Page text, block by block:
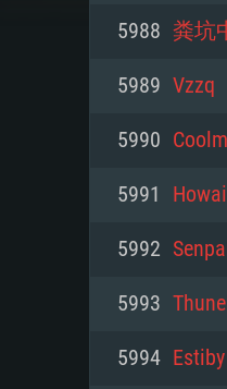
최소사
운영체제:
프로세서:
메모리: 4GB
최소사
운영체제:
프로세서:
최소사
운영체제:
프로세서:
메모리: 4 GB
5988 粪坑
5989 Vzzq
5990
5991
5992
5993
5994 Estiby